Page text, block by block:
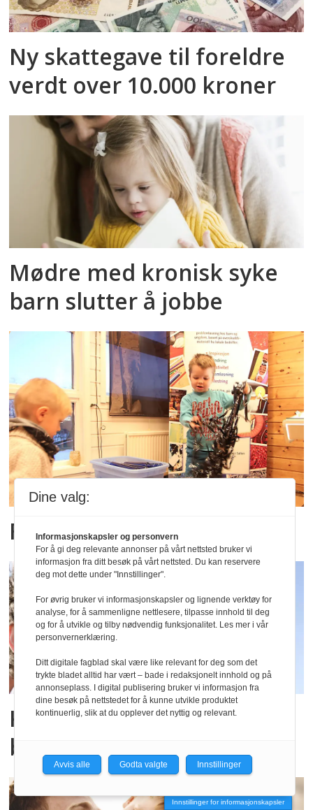
Ny skattegave til foreldre
verdt over 10.000 kroner
Mødre med kronisk syke
barn slutter å jobbe
Fra søppel til påskepynt
Kjæreste med en pappa i
barnehagen
Innstillinger for informasjonskapsler
Dine valg:
Informasjonskapsler og personvern
For å gi deg relevante annonser på vårt nettsted bruker vi
informasjon fra ditt besøk på vårt nettsted. Du kan reservere
deg mot dette under "Innstillinger".
For øvrig bruker vi informasjonskapsler og lignende verktøy for
analyse, for å sammenligne nettlesere, tilpasse innhold til deg
og for å utvikle og tilby nødvendig funksjonalitet. Les mer i vår
personvernerklæring.
Ditt digitale fagblad skal være like relevant for deg som det
trykte bladet alltid har vært – bade i redaksjonelt innhold og på
annonseplass. I digital publisering bruker vi informasjon fra
dine besøk på nettstedet for å kunne utvikle produktet
kontinuerlig, slik at du opplever det nyttig og relevant.
Avvis alle Godta valgte Innstillinger